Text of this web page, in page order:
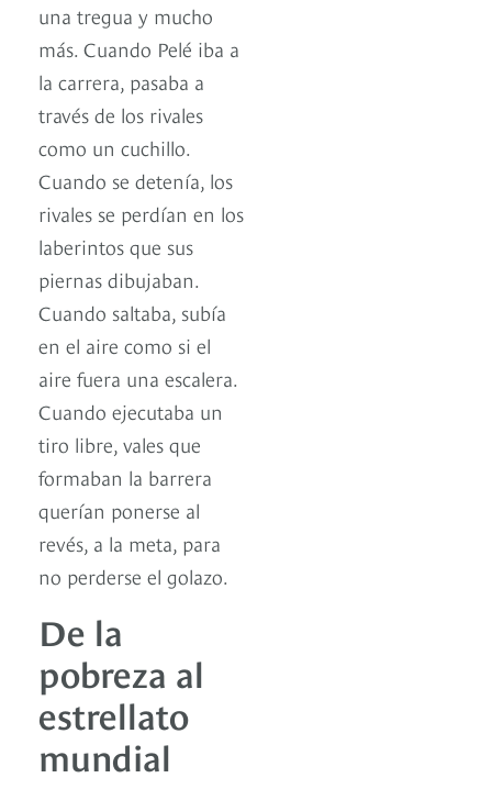
una tregua y mucho
más. Cuando Pelé iba a
la carrera, pasaba a
través de los rivales
como un cuchillo.
Cuando se detenía, los
rivales se perdían en los
laberintos que sus
piernas dibujaban.
Cuando saltaba, subía
en el aire como si el
aire fuera una escalera.
Cuando ejecutaba un
tiro libre, vales que
formaban la barrera
querían ponerse al
revés, a la meta, para
no perderse el golazo.
De la
pobreza al
estrellato
mundial